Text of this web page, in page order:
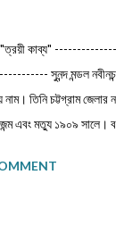
-- "ত্রয়ী কাব্য"
সুনন্দ মন্ডল নবীনচন্দ্র
তিনি চট্টগ্রাম জেলার
এবং মত্যু ১৯০৯ সালে।
হেমচন্দ্র-